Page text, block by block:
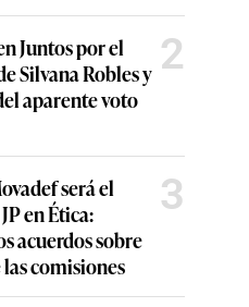
Juntos por el
Silvana Robles y
aparente voto
2
será el
en Ética:
acuerdos sobre
comisiones
3